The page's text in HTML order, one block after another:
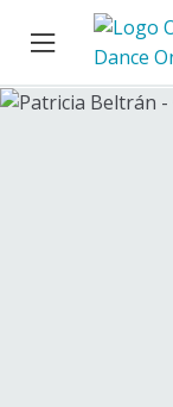
a
navegación
al
contenido